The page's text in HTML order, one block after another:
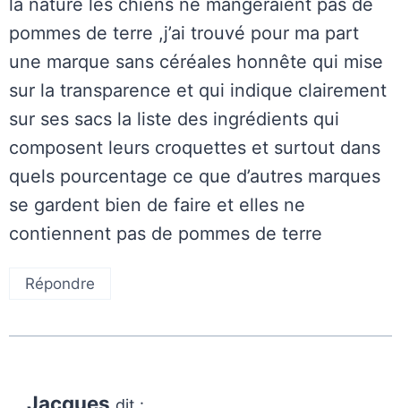
la nature les chiens ne mangeraient pas de
pommes de terre ,j’ai trouvé pour ma part
une marque sans céréales honnête qui mise
sur la transparence et qui indique clairement
sur ses sacs la liste des ingrédients qui
composent leurs croquettes et surtout dans
quels pourcentage ce que d’autres marques
se gardent bien de faire et elles ne
contiennent pas de pommes de terre
Répondre
Jacques